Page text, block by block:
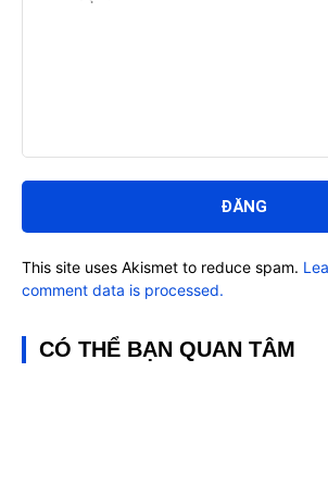
luận:
This site uses Akismet to reduce spam.
comment data is processed.
CÓ THỂ BẠN QUAN TÂM